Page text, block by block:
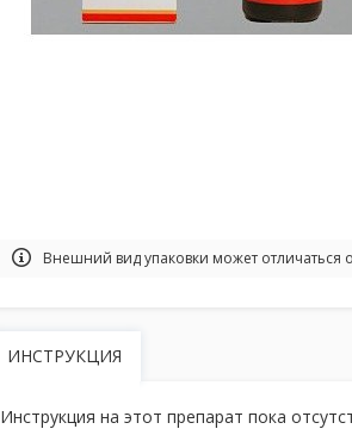
Внешний вид упаковки может отличаться
ИНСТРУКЦИЯ
Инструкция на этот препарат пока